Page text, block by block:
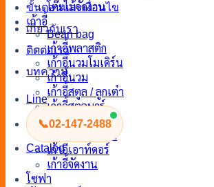
ขั้นตอนและเงื่อนไข
เกี่ยวกับเรา
ติดต่อเรา
บทความ
Line
📞02-147-2488
Catalog
โต๊ะไม้จัดงาน
เก้าอี้
Bean bag
เก้าอี้พลาสติก
เก้าอี้นวมโมเดิร์น
เก้าอี้นวม
เก้าอี้สตูล / ลูกเต๋า
เก้าอี้สตูลบาร์
เก้าอี้เจรจา
เก้าอี้จัดงานแต่ง
เก้าอี้เอาท์ดอร์
เก้าอี้จัดงาน
โซฟา